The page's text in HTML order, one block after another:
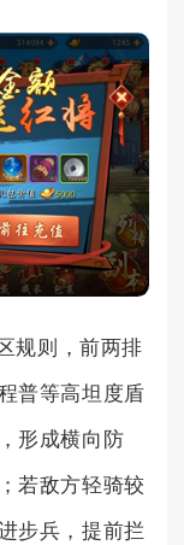
规则，前两排
普等高坦度盾
形成横向防
若敌方轻骑较
步兵，提前拦